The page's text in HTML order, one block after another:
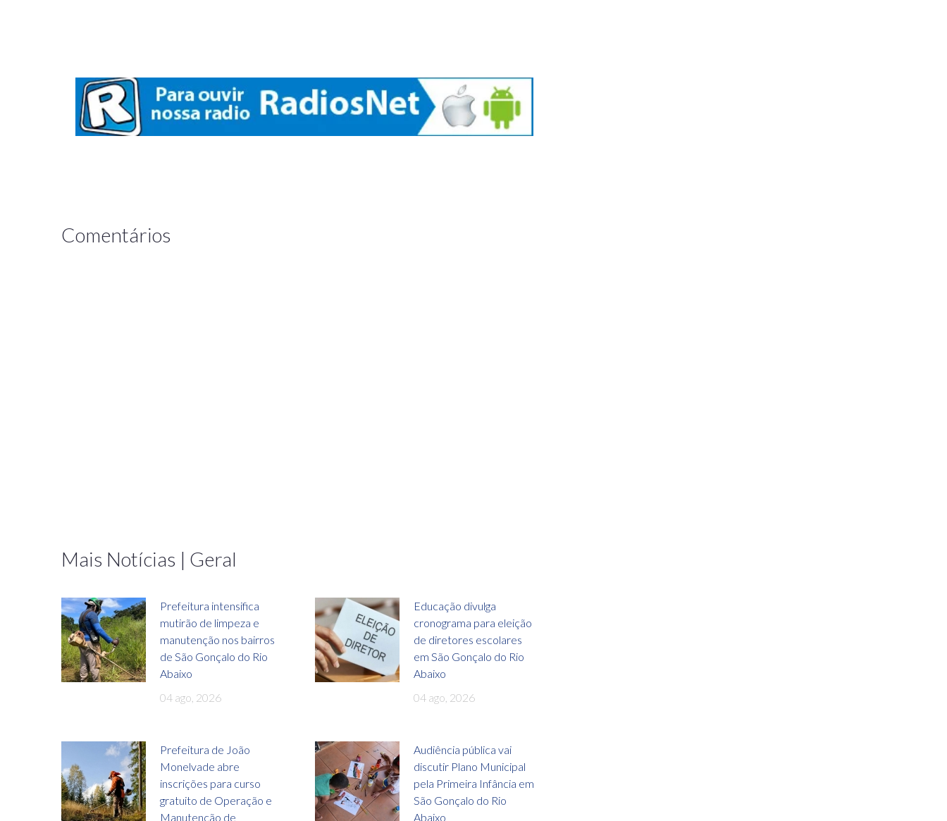
Comentários
Mais Notícias | Geral
Prefeitura intensifica
mutirão de limpeza e
manutenção nos bairros
de São Gonçalo do Rio
Abaixo
04 ago, 2026
Educação divulga
cronograma para eleição
de diretores escolares
em São Gonçalo do Rio
Abaixo
04 ago, 2026
Prefeitura de João
Monelvade abre
inscrições para curso
gratuito de Operação e
Manutenção de
Audiência pública vai
discutir Plano Municipal
pela Primeira Infância em
São Gonçalo do Rio
Abaixo